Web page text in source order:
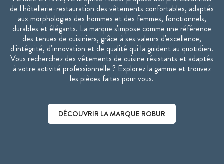
couleur
de l'hôtellerie-restauration des vêtements confortables, adaptés
aux morphologies des hommes et des femmes, fonctionnels,
durables et élégants. La marque s'impose comme une référence
des tenues de cuisiniers, grâce à ses valeurs d'excellence,
d'intégrité, d'innovation et de qualité qui la guident au quotidien.
Vous recherchez des vêtements de cuisine résistants et adaptés
à votre activité professionnelle ? Explorez la gamme et trouvez
les pièces faites pour vous.
DÉCOUVRIR LA MARQUE ROBUR